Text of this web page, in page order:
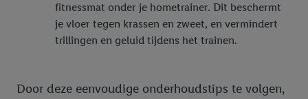
fitnessmat onder je hometrainer. Dit beschermt
je vloer tegen krassen en zweet, en vermindert
trillingen en geluid tijdens het trainen.
Door deze eenvoudige onderhoudstips te volgen,